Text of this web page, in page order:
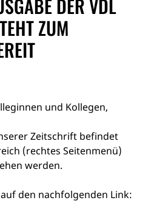
DER VDL
ZUM
und Kollegen,
Zeitschrift befindet
(rechtes Seitenmenü)
werden.
den nachfolgenden Link: